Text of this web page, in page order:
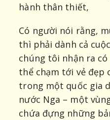
hành thân thiết,
Có người nói rằng,
thì phải dành cả
chúng tôi nhận ra
thể chạm tới vẻ đẹp
trong một quốc gia
nước Nga – một
chứa đựng những